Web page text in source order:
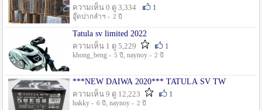
ความเห็น 0 ดู 3,334
1
อู๊ดปากลำฯ - 2 ปี
Tatula sv limited 2022
ความเห็น 1 ดู 5,229
1
khong_beng - 5 ปี , naynoy - 2 ปี
***NEW DAIWA 2020*** TATULA SV TW
ความเห็น 9 ดู 12,223
1
hakky - 6 ปี , naynoy - 2 ปี